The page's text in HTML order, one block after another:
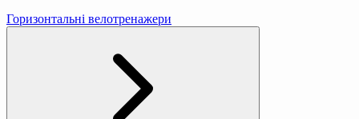
Горизонтальні велотренажери